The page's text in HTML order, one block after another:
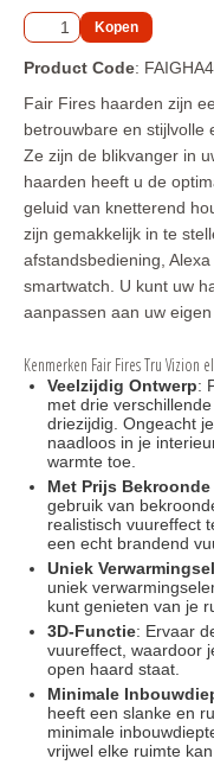
Elektr. Optimyst
2026
Elektr. Opti-Virtual /
Elektr. Opti-Virtual/
Meubelmaker
Outdoor Buiten
REPARATIE
Model 2026
Onderdelen voor de
Optiflame vuur 2026
Onderdelen voor de
een Optimyst
Onderdelen voor de
haardscherm of
Hout vrijstaande
Product Code:
Fair Fires haarden zijn
betrouwbare en stijlvolle
Ze zijn de blikvanger in
haarden heeft u de
geluid van knetterend
zijn gemakkelijk in te
afstandsbediening,
smartwatch. U kunt uw
aanpassen aan uw eigen
Kenmerken Fair Fires Tru Vizion
Veelzijdig Ontwerp:
met drie
driezijdig. Ongeacht
naadloos in je
warmte toe.
Met Prijs
gebruik van
realistisch vuureffect
een echt brandend
Uniek
uniek
kunt genieten van je
3D-Functie: Ervaar
vuureffect, waardoor
open haard staat.
Minimale
heeft een slanke en
minimale
vrijwel elke ruimte